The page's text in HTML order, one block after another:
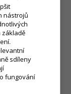
je více
smlouvy
Notář
zapíše přímo
patří:
Kč,
nástrojů
základě
sdíleny
fungování